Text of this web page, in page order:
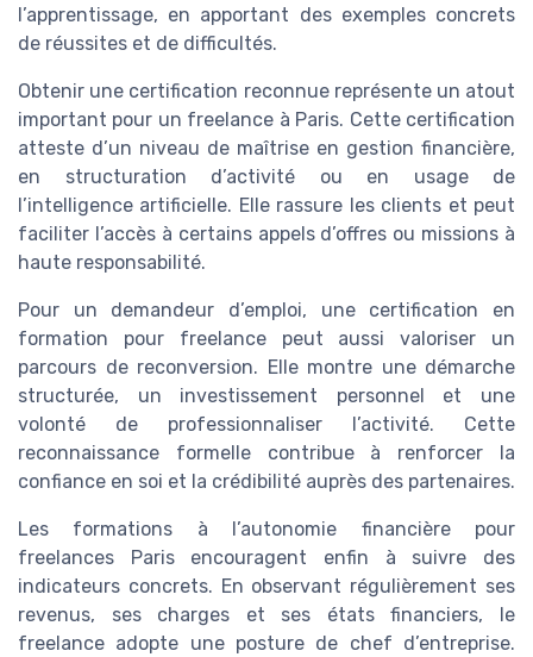
l’apprentissage, en apportant des exemples concrets
de réussites et de difficultés.
Obtenir une certification reconnue représente un atout
important pour un freelance à Paris. Cette certification
atteste d’un niveau de maîtrise en gestion financière,
en structuration d’activité ou en usage de
l’intelligence artificielle. Elle rassure les clients et peut
faciliter l’accès à certains appels d’offres ou missions à
haute responsabilité.
Pour un demandeur d’emploi, une certification en
formation pour freelance peut aussi valoriser un
parcours de reconversion. Elle montre une démarche
structurée, un investissement personnel et une
volonté de professionnaliser l’activité. Cette
reconnaissance formelle contribue à renforcer la
confiance en soi et la crédibilité auprès des partenaires.
Les formations à l’autonomie financière pour
freelances Paris encouragent enfin à suivre des
indicateurs concrets. En observant régulièrement ses
revenus, ses charges et ses états financiers, le
freelance adopte une posture de chef d’entreprise.